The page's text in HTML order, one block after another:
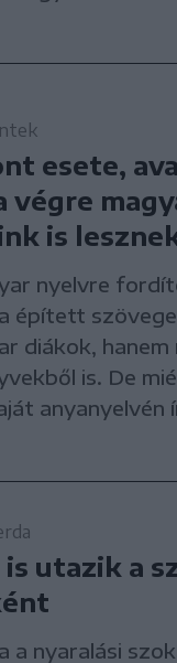
esete,
végre
is
nyelvre
épített
diákok,
is. De
utazik a
a nyaralási